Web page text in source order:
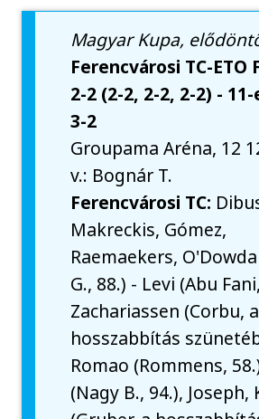
Magyar Kupa,
Ferencvárosi TC-ETO
2-2 (2-2, 2-2, 2-2) -
3-2
Groupama Aréna, 12
v.: Bognár T.
Ferencvárosi TC:
Makreckis, Gómez,
Raemaekers,
G., 88.) - Levi (Abu
Zachariassen (Corbu, a
hosszabbítás
Romao (Rommens,
(Nagy B., 94.), Joseph,